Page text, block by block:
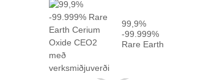
99,9%
-99.999%
Rare Earth